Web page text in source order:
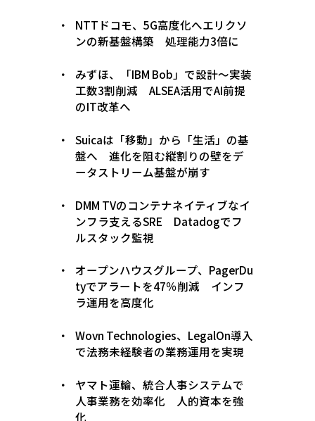
NTTドコモ、5G高度化へエリクソ
ンの新基盤構築 処理能力3倍に
みずほ、「IBM Bob」で設計〜実装
工数3割削減 ALSEA活用でAI前提
のIT改革へ
Suicaは「移動」から「生活」の基
盤へ 進化を阻む縦割りの壁をデ
ータストリーム基盤が崩す
DMM TVのコンテナネイティブなイ
ンフラ支えるSRE Datadogでフ
ルスタック監視
オープンハウスグループ、PagerDu
tyでアラートを47％削減 インフ
ラ運用を高度化
Wovn Technologies、LegalOn導入
で法務未経験者の業務運用を実現
ヤマト運輸、統合人事システムで
人事業務を効率化 人的資本を強
化